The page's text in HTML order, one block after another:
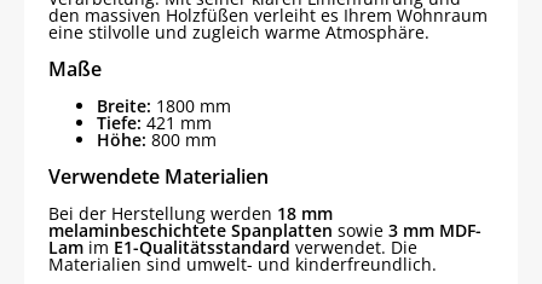
den massiven Holzfüßen verleiht es Ihrem Wohnraum
eine stilvolle und zugleich warme Atmosphäre.
Maße
Breite: 1800 mm
Tiefe: 421 mm
Höhe: 800 mm
Verwendete Materialien
Bei der Herstellung werden 18 mm
melaminbeschichtete Spanplatten sowie 3 mm MDF-
Lam im E1-Qualitätsstandard verwendet. Die
Materialien sind umwelt- und kinderfreundlich.